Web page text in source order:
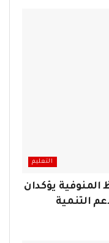
التعليم
يؤكدان
التنمية